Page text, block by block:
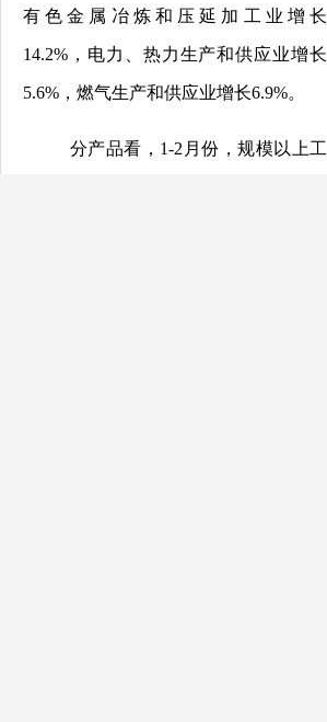
有色金属冶炼和压延加工业增长
14.2% ，电力、热力生产和供应业增长
5.6% ，燃气生产和供应业增长6.9%。
分产品看， 1-2 月份，规模以上工